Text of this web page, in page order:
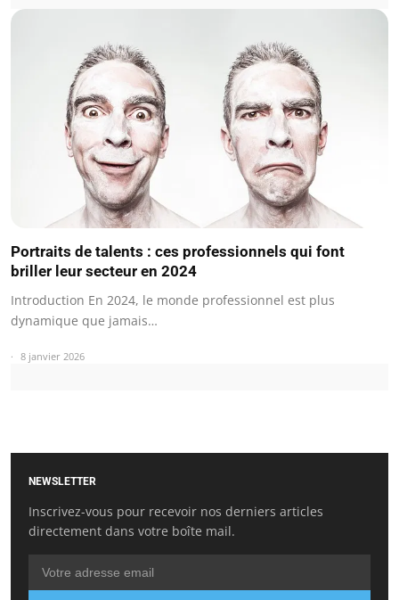
Portraits de talents : ces professionnels qui font
briller leur secteur en 2024
Introduction En 2024, le monde professionnel est plus
dynamique que jamais…
8 janvier 2026
NEWSLETTER
Inscrivez-vous pour recevoir nos derniers articles
directement dans votre boîte mail.